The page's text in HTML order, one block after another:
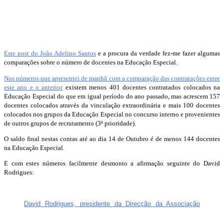
Este post do João Adelino Santos e a procura da verdade fez-me fazer algumas
comparações sobre o número de docentes na Educação Especial.
Nos números que apresentei de manhã com a comparação das contratações entre
este ano e o anteriorexistem menos 401 docentes contratados colocados na
Educação Especial do que em igual período do ano passado, mas acrescem 157
docentes colocados através da vinculação extraordinária e mais 100 docentes
colocados nos grupos da Educação Especial no concurso interno e provenientes
de outros grupos de recrutamento (3ª prioridade).
O saldo final nestas contas até ao dia 14 de Outubro é de menos 144 docentes
na Educação Especial.
E com estes números facilmente desmonto a afirmação seguinte do David
Rodrigues:
David Rodrigues, presidente da Direcção da Associação